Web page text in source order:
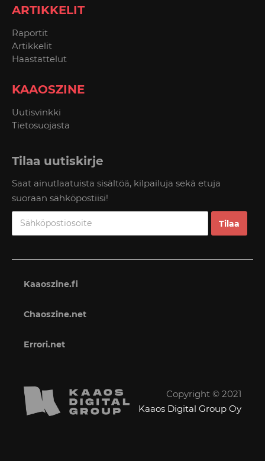
ARTIKKELIT
Raportit
Artikkelit
Haastattelut
KAAOSZINE
Uutisvinkki
Tietosuojasta
Tilaa uutiskirje
Saat ainutlaatuista sisältöä, kilpailuja sekä etuja
suoraan sähköpostiisi!
Kaaoszine.fi
Chaoszine.net
Errori.net
Copyright © 2021
Kaaos Digital Group Oy